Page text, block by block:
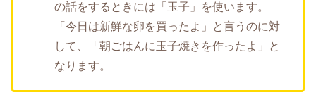
の話をするときには「玉子」を使います。
「今日は新鮮な卵を買ったよ」と言うのに対
して、「朝ごはんに玉子焼きを作ったよ」と
なります。